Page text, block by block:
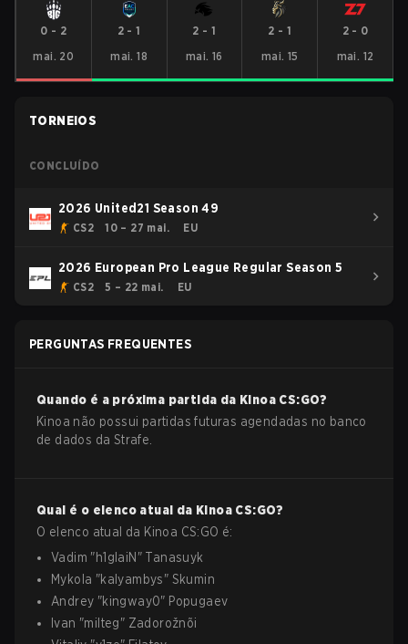
0 - 2
mai. 20
2 -1
mai. 18
2 -1
mai. 16
2 - 1
mai. 15
2- 0
mai. 12
TORNEIOS
CONCLUÍDO
2026 United21 Season 49
CS2 10 – 27 mai. EU
2026 European Pro League Regular Season 5
CS2 5 – 22 mai. EU
PERGUNTAS FREQUENTES
Quando é a próxima partida da Kinoa CS:GO?
Kinoa não possui partidas futuras agendadas no banco
de dados da Strafe.
Qual é o elenco atual da Kinoa CS:GO?
O elenco atual da Kinoa CS:GO é:
Vadim "h1glaiN " Tanasuyk
Mykola "kalyambys" Skumin
Andrey "kingway0" Popugaev
Ivan "milteg" Zadorožnõi